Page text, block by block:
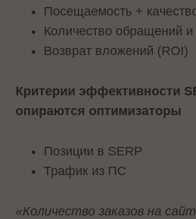
Посещаемость +
Количество обращений и
Возврат вложений (ROI)
Критерии эффективности
опираются оптимизаторы
Позиции в SERP
Трафик из ПС
«Количество заказов на